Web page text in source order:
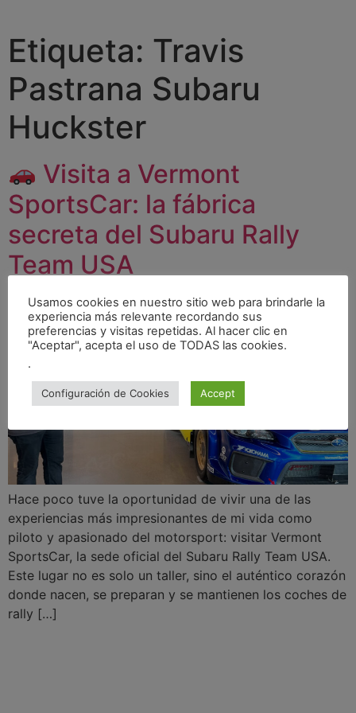
Etiqueta: Travis
Pastrana Subaru
Huckster
Visita a Vermont
SportsCar: la fábrica
secreta del Subaru Rally
Team USA
Hace poco tuve la oportunidad de vivir una de las
experiencias más impresionantes de mi vida como
piloto y apasionado del motorsport: visitar Vermont
SportsCar, la sede oficial del Subaru Rally Team USA.
Este lugar no es solo un taller, sino el auténtico corazón
donde nacen, se preparan y se mantienen los coches de
rally […]
Usamos cookies en nuestro sitio web para brindarle la
experiencia más relevante recordando sus
preferencias y visitas repetidas. Al hacer clic en
"Aceptar", acepta el uso de TODAS las cookies.
.
Configuración de Cookies Accept